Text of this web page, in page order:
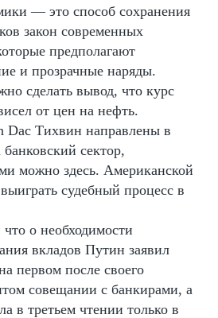
— это способ сохранения
закон современных
предполагают
и прозрачные наряды.
сделать вывод, что курс
от цен на нефть.
Тихвин направлены в
сектор,
можно здесь. Американской
судебный процесс в
о необходимости
вкладов Путин заявил
первом после своего
совещании с банкирами, а
в третьем чтении только в